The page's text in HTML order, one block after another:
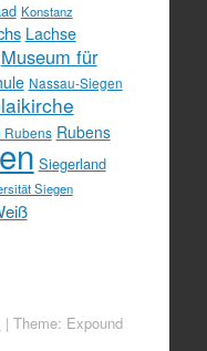
Konstanz
Lachse
Museum für
Nassau-Siegen
Rubens Rubens
Siegerland
Siegen
| Theme: Expound